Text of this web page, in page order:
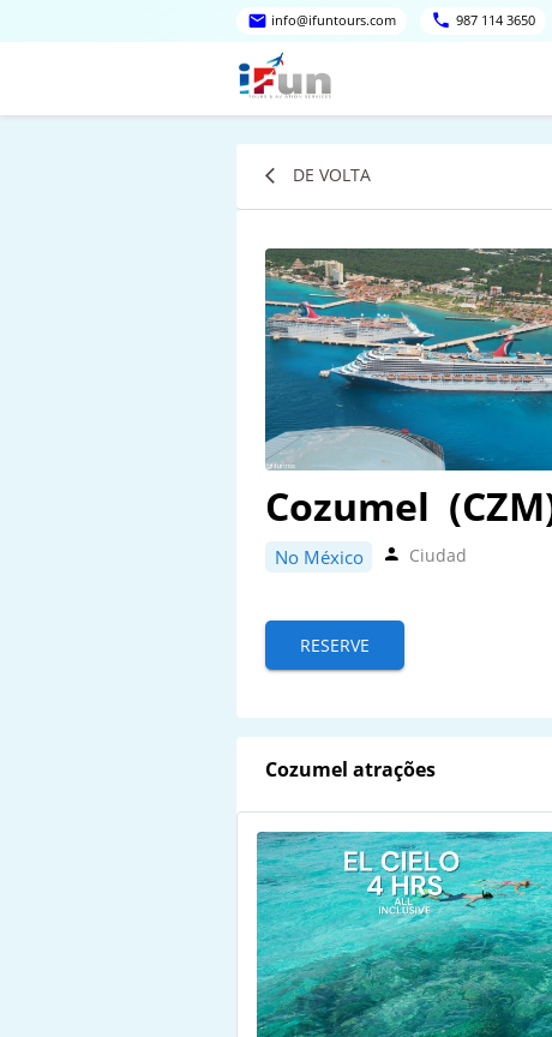
info@ifuntours.com 987 114 3650
DE VOLTA
Cozumel
No México Ciudad
RESERVE
Cozumel atrações